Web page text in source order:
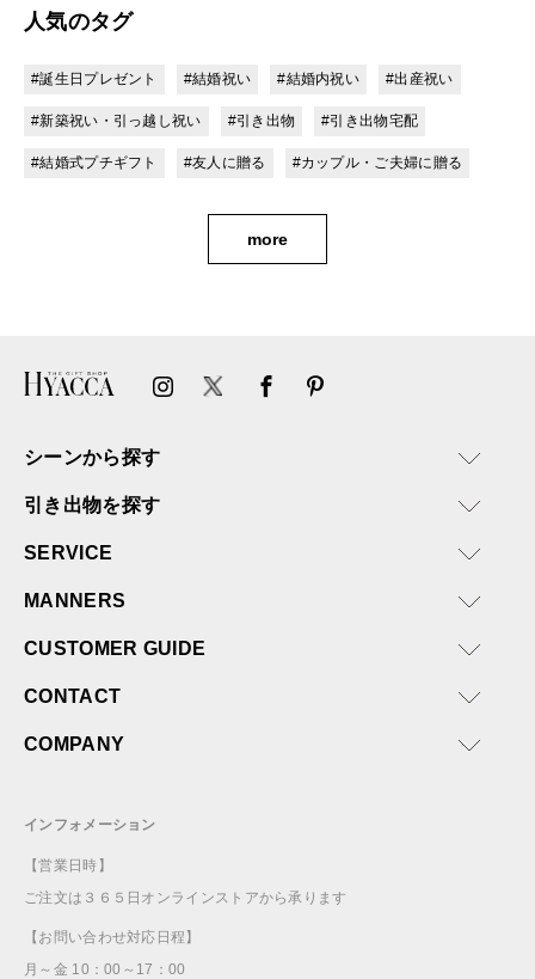
人気のタグ
#誕生日プレゼント #結婚祝い #結婚内祝い #出産祝い
#新築祝い・引っ越し祝い #引き出物 #引き出物宅配
#結婚式プチギフト #友人に贈る #カップル・ご夫婦に贈る
more
シーンから探す
引き出物を探す
SERVICE
MANNERS
CUSTOMER GUIDE
CONTACT
COMPANY
インフォメーション
【営業日時】
ご注文は３６５日オンラインストアから承ります
【お問い合わせ対応日程】
月～金 10：00～17：00